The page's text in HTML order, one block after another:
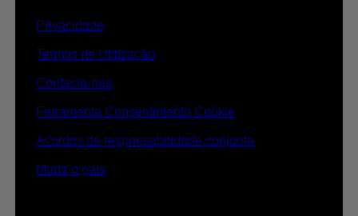
Privacidade
Termos de Utilização
Contacta-nos
Ferramenta Consentimento Cookie
Acordos de responsabilidade conjunta
Muda o país